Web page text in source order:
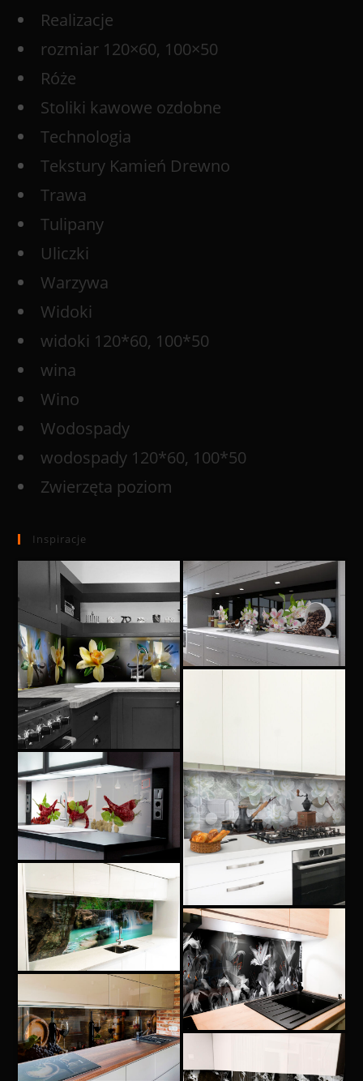
Realizacje
rozmiar 120×60, 100×50
Róże
Stoliki kawowe ozdobne
Technologia
Tekstury Kamień Drewno
Trawa
Tulipany
Uliczki
Warzywa
Widoki
widoki 120*60, 100*50
wina
Wino
Wodospady
wodospady 120*60, 100*50
Zwierzęta poziom
Inspiracje